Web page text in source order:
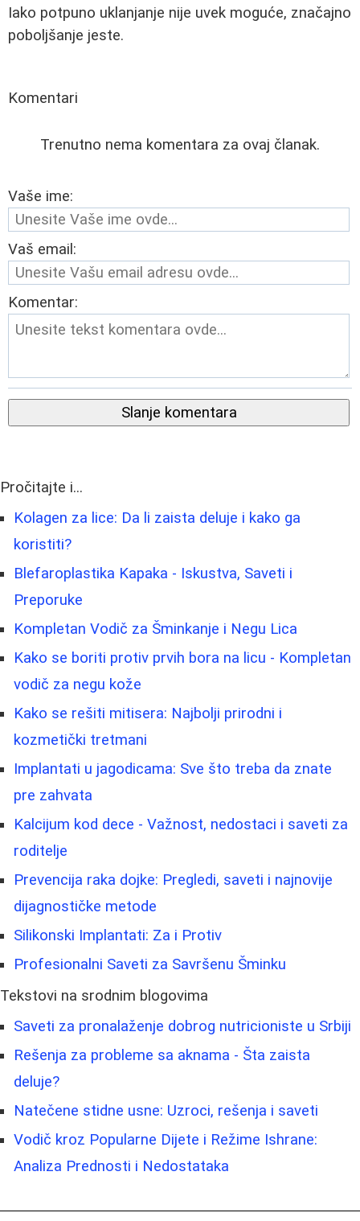
Iako potpuno uklanjanje nije uvek moguće, značajno
poboljšanje jeste.
Komentari
Trenutno nema komentara za ovaj članak.
Vaše ime:
Vaš email:
Komentar:
Slanje komentara
Pročitajte i...
Kolagen za lice: Da li zaista deluje i kako ga
koristiti?
Blefaroplastika Kapaka - Iskustva, Saveti i
Preporuke
Kompletan Vodič za Šminkanje i Negu Lica
Kako se boriti protiv prvih bora na licu - Kompletan
vodič za negu kože
Kako se rešiti mitisera: Najbolji prirodni i
kozmetički tretmani
Implantati u jagodicama: Sve što treba da znate
pre zahvata
Kalcijum kod dece - Važnost, nedostaci i saveti za
roditelje
Prevencija raka dojke: Pregledi, saveti i najnovije
dijagnostičke metode
Silikonski Implantati: Za i Protiv
Profesionalni Saveti za Savršenu Šminku
Tekstovi na srodnim blogovima
Saveti za pronalaženje dobrog nutricioniste u Srbiji
Rešenja za probleme sa aknama - Šta zaista
deluje?
Natečene stidne usne: Uzroci, rešenja i saveti
Vodič kroz Popularne Dijete i Režime Ishrane:
Analiza Prednosti i Nedostataka